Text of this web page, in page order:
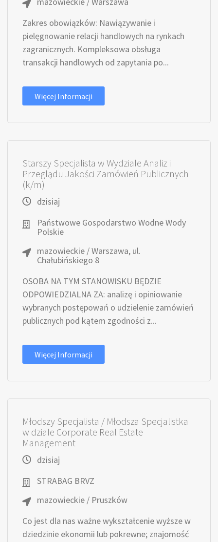
Zakres obowiązków: Nawiązywanie i
pielęgnowanie relacji handlowych na rynkach
zagranicznych. Kompleksowa obsługa
transakcji handlowych od zapytania po...
Więcej Informacji
Starszy Specjalista w Wydziale Analiz i
Przeglądu Jakości Zamówień Publicznych
(k/m)
dzisiaj
Państwowe Gospodarstwo Wodne Wody
Polskie
mazowieckie / Warszawa, ul.
Chałubińskiego 8
OSOBA NA TYM STANOWISKU BĘDZIE
ODPOWIEDZIALNA ZA: analizę i opiniowanie
wybranych postępowań o udzielenie zamówień
publicznych pod kątem zgodności z...
Więcej Informacji
Młodszy Specjalista / Młodsza Specjalistka
w dziale Corporate Real Estate
Management
dzisiaj
STRABAG BRVZ
mazowieckie / Pruszków
Co jest dla nas ważne wykształcenie wyższe w
dziedzinie ekonomii lub pokrewne; znajomość